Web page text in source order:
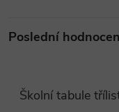
Poslední
Školní tabule